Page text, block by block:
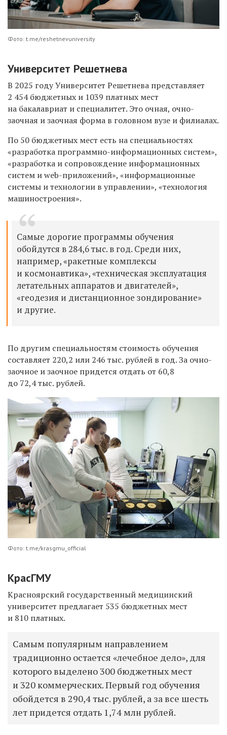
Фото: t.me/reshetnevuniversity
Университет Решетнева
В 2025 году Университет Решетнева представляет
2 454 бюджетных и 1039 платных мест
на бакалавриат и специалитет. Это очная, очно-
заочная и заочная форма в головном вузе и филиалах.
По 50 бюджетных мест есть на специальностях
«разработка программно-информационных систем»,
«разработка и сопровождение информационных
систем и web-приложений», «информационные
системы и технологии в управлении», «технология
машиностроения».
Самые дорогие программы обучения
обойдутся в 284,6 тыс. в год. Среди них,
например, «ракетные комплексы
и космонавтика», «техническая эксплуатация
летательных аппаратов и двигателей»,
«геодезия и дистанционное зондирование»
и другие.
По другим специальностям стоимость обучения
составляет 220,2 или 246 тыс. рублей в год. За очно-
заочное и заочное придется отдать от 60,8
до 72,4 тыс. рублей.
Фото: t.me/krasgmu_official
КрасГМУ
Красноярский государственный медицинский
университет предлагает 535 бюджетных мест
и 810 платных.
Самым популярным направлением
традиционно остается «лечебное дело», для
которого выделено 300 бюджетных мест
и 320 коммерческих. Первый год обучения
обойдется в 290,4 тыс. рублей, а за все шесть
лет придется отдать 1,74 млн рублей.